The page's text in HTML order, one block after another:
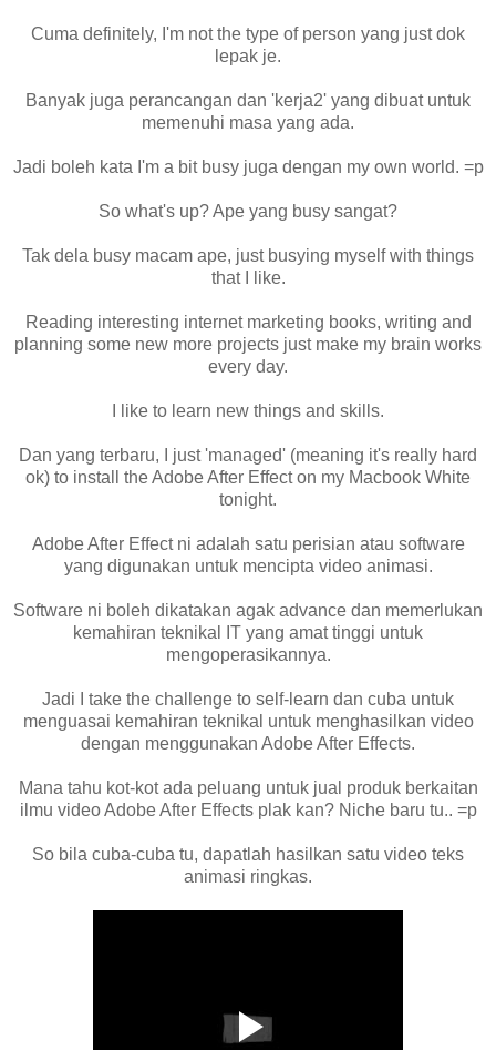
Cuma definitely, I'm not the type of person yang just dok
lepak je.
Banyak juga perancangan dan 'kerja2' yang dibuat untuk
memenuhi masa yang ada.
Jadi boleh kata I'm a bit busy juga dengan my own world. =p
So what's up? Ape yang busy sangat?
Tak dela busy macam ape, just busying myself with things
that I like.
Reading interesting internet marketing books, writing and
planning some new more projects just make my brain works
every day.
I like to learn new things and skills.
Dan yang terbaru, I just 'managed' (meaning it's really hard
ok) to install the Adobe After Effect on my Macbook White
tonight.
Adobe After Effect ni adalah satu perisian atau software
yang digunakan untuk mencipta video animasi.
Software ni boleh dikatakan agak advance dan memerlukan
kemahiran teknikal IT yang amat tinggi untuk
mengoperasikannya.
Jadi I take the challenge to self-learn dan cuba untuk
menguasai kemahiran teknikal untuk menghasilkan video
dengan menggunakan Adobe After Effects.
Mana tahu kot-kot ada peluang untuk jual produk berkaitan
ilmu video Adobe After Effects plak kan? Niche baru tu.. =p
So bila cuba-cuba tu, dapatlah hasilkan satu video teks
animasi ringkas.